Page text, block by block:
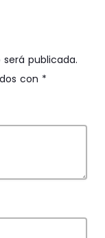
publicada.
con *